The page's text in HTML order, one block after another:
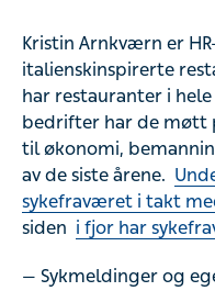
Kristin Arnkværn er
italienskinspirerte
har restauranter i
bedrifter har de møtt
til økonomi,
av de siste årene.
sykefraværet i takt
siden i fjor har
— Sykmeldinger og